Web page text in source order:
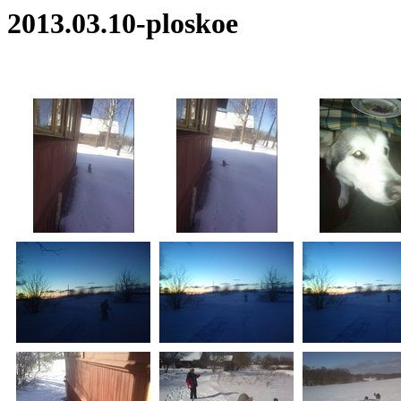
2013.03.10-ploskoe